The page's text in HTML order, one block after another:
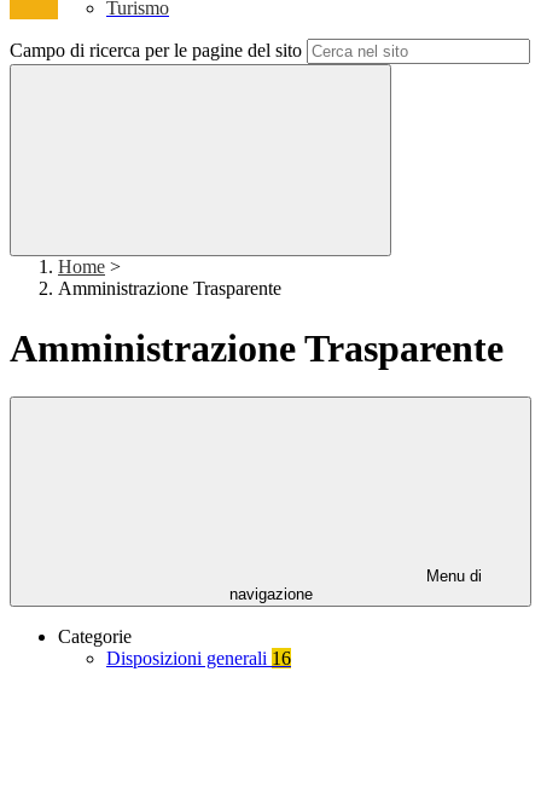
Turismo
Campo di ricerca per le pagine del sito
Home >
Amministrazione Trasparente
Amministrazione Trasparente
Menu di
navigazione
Categorie
Disposizioni generali 16